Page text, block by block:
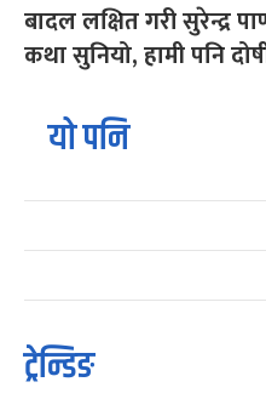
बादल लक्षित गरी सुरेन्द्र
कथा सुनियो, हामी पनि
यो पनि
ट्रेन्डिङ